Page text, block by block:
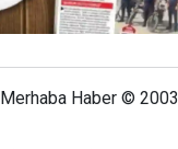
Merhaba Haber © 2003